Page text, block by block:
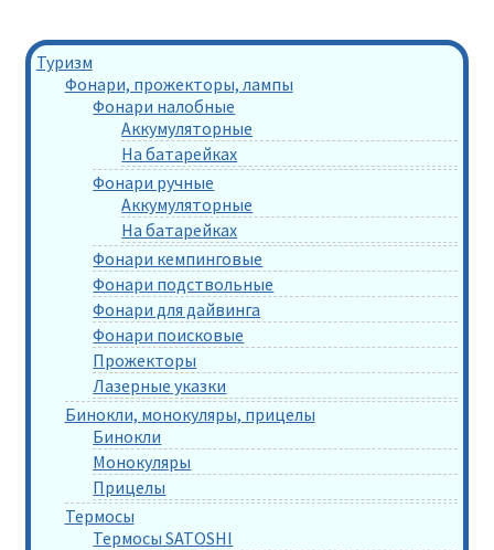
Туризм
Фонари, прожекторы, лампы
Фонари налобные
Аккумуляторные
На батарейках
Фонари ручные
Аккумуляторные
На батарейках
Фонари кемпинговые
Фонари подствольные
Фонари для дайвинга
Фонари поисковые
Прожекторы
Лазерные указки
Бинокли, монокуляры, прицелы
Бинокли
Монокуляры
Прицелы
Термосы
Термосы SATOSHI